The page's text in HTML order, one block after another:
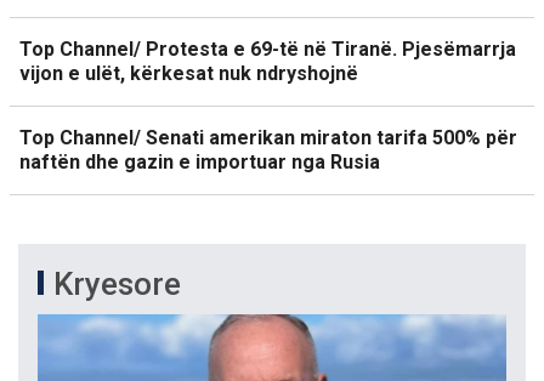
Top Channel/ Protesta e 69-të në Tiranë. Pjesëmarrja
vijon e ulët, kërkesat nuk ndryshojnë
Top Channel/ Senati amerikan miraton tarifa 500% për
naftën dhe gazin e importuar nga Rusia
Kryesore